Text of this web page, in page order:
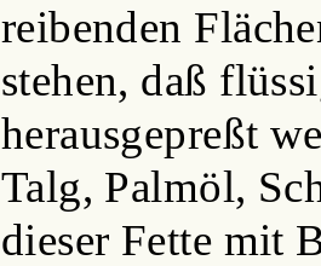
reibenden
stehen, daß
herausgepreßt
Talg, Palmöl,
dieser Fette mit